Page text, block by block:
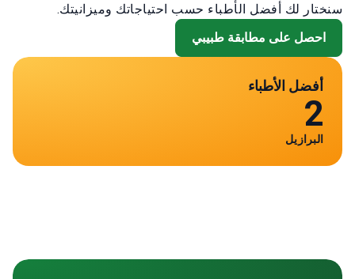
سنختار لك أفضل الأطباء حسب احتياجاتك وميزانيتك.
احصل على مطابقة طبيبي
أفضل الأطباء
2
البرازيل